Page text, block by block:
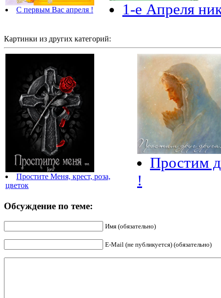
С первым Вас апреля ! 1-е Апреля
Картинки из других категорий:
Простите Меня, крест, роза,
цветок
Простим
!
Обсуждение по теме:
Имя (обязательно)
E-Mail (не публикуется) (обязательно)